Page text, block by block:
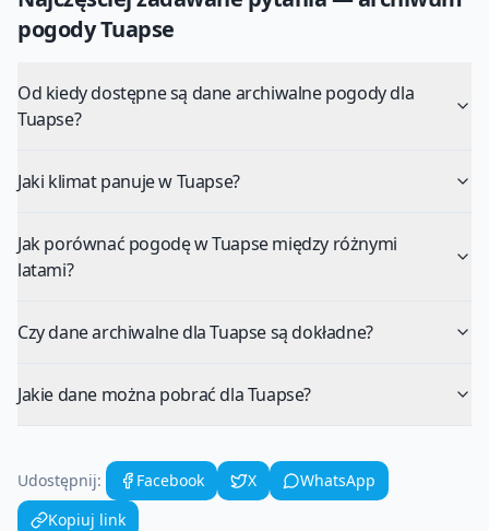
pogodyTuapse
Od kiedy dostępne są dane archiwalne pogody dla
Tuapse?
Jaki klimat panuje w Tuapse?
Jak porównać pogodę w Tuapse między różnymi
latami?
Czy dane archiwalne dla Tuapse są dokładne?
Jakie dane można pobrać dla Tuapse?
Udostępnij: Facebook X
WhatsApp
Kopiuj link